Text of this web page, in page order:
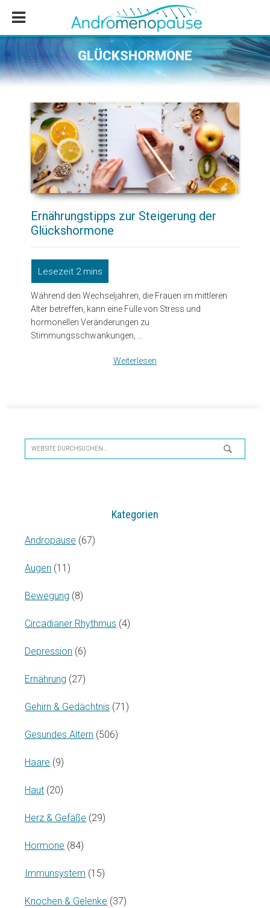
Inhalt
springen
Seitenspalte
springen
Fußzeile
springen
GLÜCKSHORMONE
Ernährungstipps zur Steigerung der
Glückshormone
Während den Wechseljahren, die Frauen im mittleren
Alter betreffen, kann eine Fülle von Stress und
hormonellen Veränderungen zu
Stimmungsschwankungen, ...
Weiterlesen
Website
durchsuchen…
Kategorien
Andropause (67)
Augen (11)
Bewegung (8)
Circadianer Rhythmus (4)
Depression (6)
Ernährung (27)
Gehirn & Gedächtnis (71)
Gesundes Altern (506)
Haare (9)
Haut (20)
Herz & Gefäße (29)
Hormone (84)
Immunsystem (15)
Knochen & Gelenke (37)